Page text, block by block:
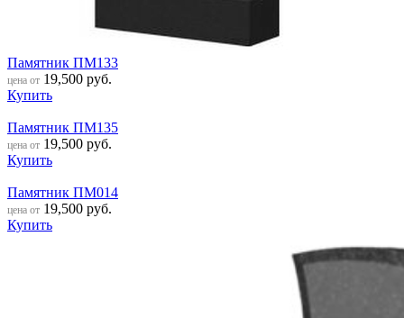
Памятник ПМ133
цена от 19,500 руб.
Купить
Памятник ПМ135
цена от 19,500 руб.
Купить
Памятник ПМ014
цена от 19,500 руб.
Купить